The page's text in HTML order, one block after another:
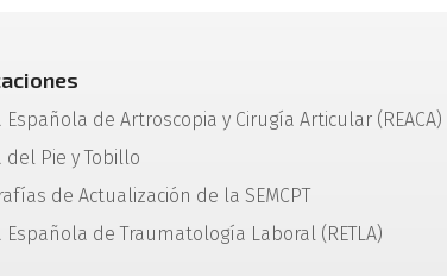
Española de Artroscopia y Cirugía Articular (REACA)
del Pie y Tobillo
de Actualización de la SEMCPT
Española de Traumatología Laboral (RETLA)